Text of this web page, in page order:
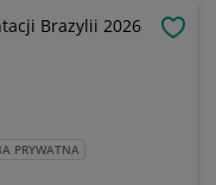
Brazylii 2026
PRYWATNA